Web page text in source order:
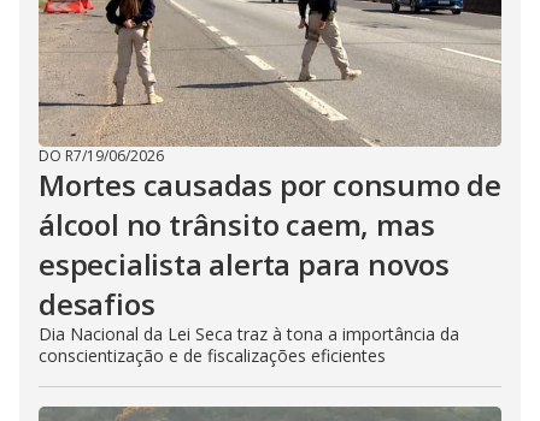
DO R7/19/06/2026
Mortes causadas por consumo de
álcool no trânsito caem, mas
especialista alerta para novos
desafios
Dia Nacional da Lei Seca traz à tona a importância da
conscientização e de fiscalizações eficientes